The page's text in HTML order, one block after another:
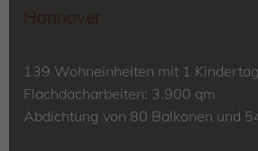
Hannover
139 Wohneinheiten mit 1
Flachdacharbeiten: 3.900 qm
Abdichtung von 80 Balkonen und